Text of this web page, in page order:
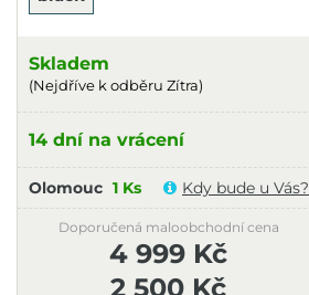
Skladem
(Nejdříve k odběru Zítra)
14 dní na vrácení
Olomouc 1 Ks Kdy bude u Vás?
2 500 Kč
Doporučená maloobchodní cena
4 999 Kč